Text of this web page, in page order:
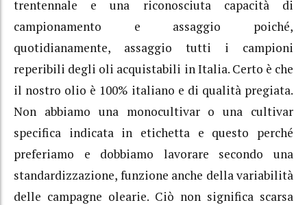
trentennale e una riconosciuta capacità di
campionamento e assaggio poiché,
quotidianamente, assaggio tutti i campioni
reperibili degli oli acquistabili in Italia. Certo è che
il nostro olio è 100% italiano e di qualità pregiata.
Non abbiamo una monocultivar o una cultivar
specifica indicata in etichetta e questo perché
preferiamo e dobbiamo lavorare secondo una
standardizzazione, funzione anche della variabilità
delle campagne olearie. Ciò non significa scarsa